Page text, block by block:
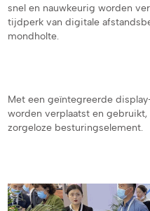
snel en nauwkeurig worden
tijdperk van digitale
mondholte.
Met een geïntegreerde
worden verplaatst en
zorgeloze besturingselement.